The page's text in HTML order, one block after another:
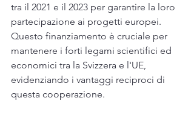
tra il 2021 e il 2023 per garantire la loro
partecipazione ai progetti europei.
Questo finanziamento è cruciale per
mantenere i forti legami scientifici ed
economici tra la Svizzera e l'UE,
evidenziando i vantaggi reciproci di
questa cooperazione.